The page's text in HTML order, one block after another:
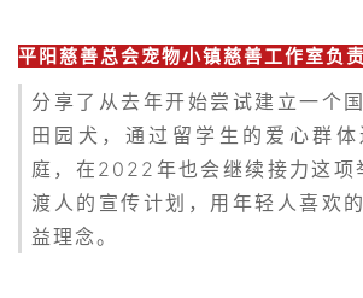
平阳慈善总会宠物小镇慈善工作室负
分享了从去年开始尝试建立一个
田园犬，通过留学生的爱心群
庭，在2022年也会继续接力这项
渡人的宣传计划，用年轻人喜欢
益理念。